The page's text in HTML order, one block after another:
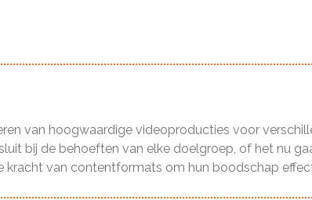
van hoogwaardige videoproducties voor
bij de behoeften van elke doelgroep, of het nu
van contentformats om hun boodschap